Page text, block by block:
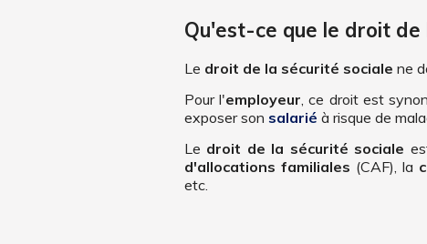
Qu'est-ce que le droit de
Le droit de la sécurité sociale ne
Pour l'employeur, ce droit est
exposer son salarié à risque de
Le droit de la sécurité sociale
d'allocations familiales (CAF), la
etc.